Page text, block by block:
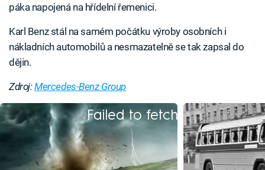
páka napojená na hřídelní řemenici.
Karl Benz stál na samém počátku výroby osobních i
nákladních automobilů a nesmazatelně se tak zapsal do
dějin.
Zdroj:Mercedes-Benz Group
Failed to fetch